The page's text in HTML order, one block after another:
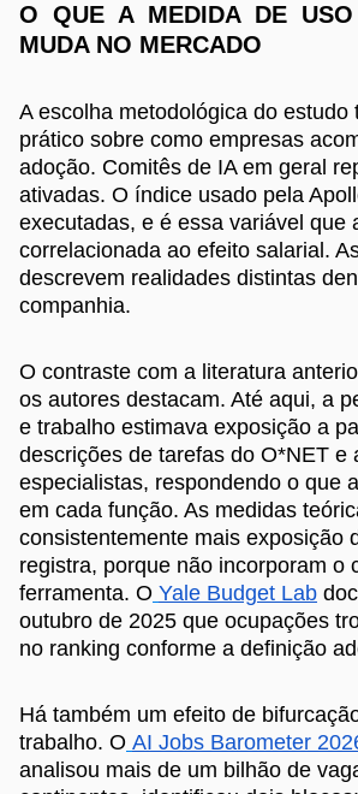
O QUE A MEDIDA DE USO
MUDA NO MERCADO
A escolha metodológica do estudo
prático sobre como empresas
adoção. Comitês de IA em geral
ativadas. O índice usado pela
executadas, e é essa variável que
correlacionada ao efeito salarial.
descrevem realidades distintas
companhia.
O contraste com a literatura
os autores destacam. Até aqui, a
e trabalho estimava exposição a
descrições de tarefas do O*NET e
especialistas, respondendo o que
em cada função. As medidas
consistentemente mais exposição
registra, porque não incorporam o
ferramenta. O Yale Budget Lab
outubro de 2025 que ocupações
no ranking conforme a definição
Há também um efeito de
trabalho. O AI Jobs Barometer
analisou mais de um bilhão de